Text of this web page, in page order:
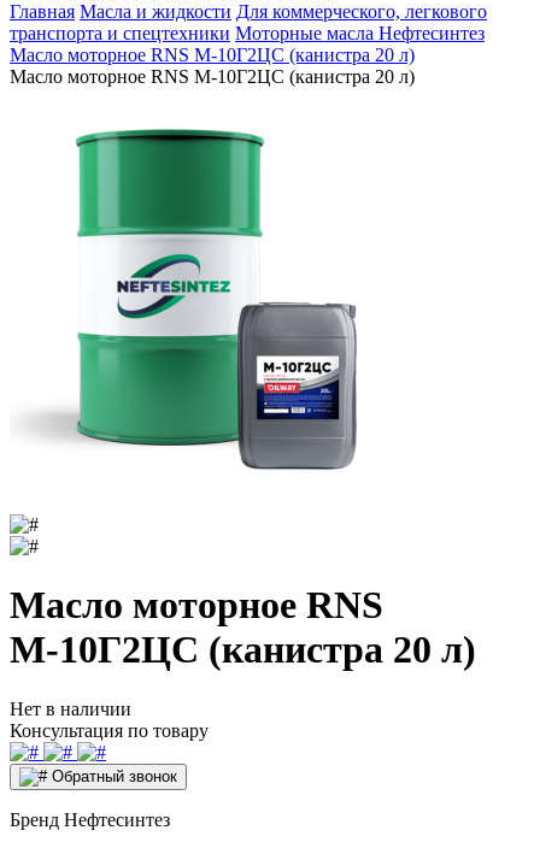
Главная Масла и жидкости Для коммерческого, легкового
транспорта и спецтехники Моторные масла Нефтесинтез
Масло моторное RNS М-10Г2ЦС (канистра 20 л)
Масло моторное RNS М-10Г2ЦС (канистра 20 л)
Масло моторное RNS
М-10Г2ЦС (канистра 20 л)
Нет в наличии
Консультация по товару
Обратный звонок
Бренд Нефтесинтез